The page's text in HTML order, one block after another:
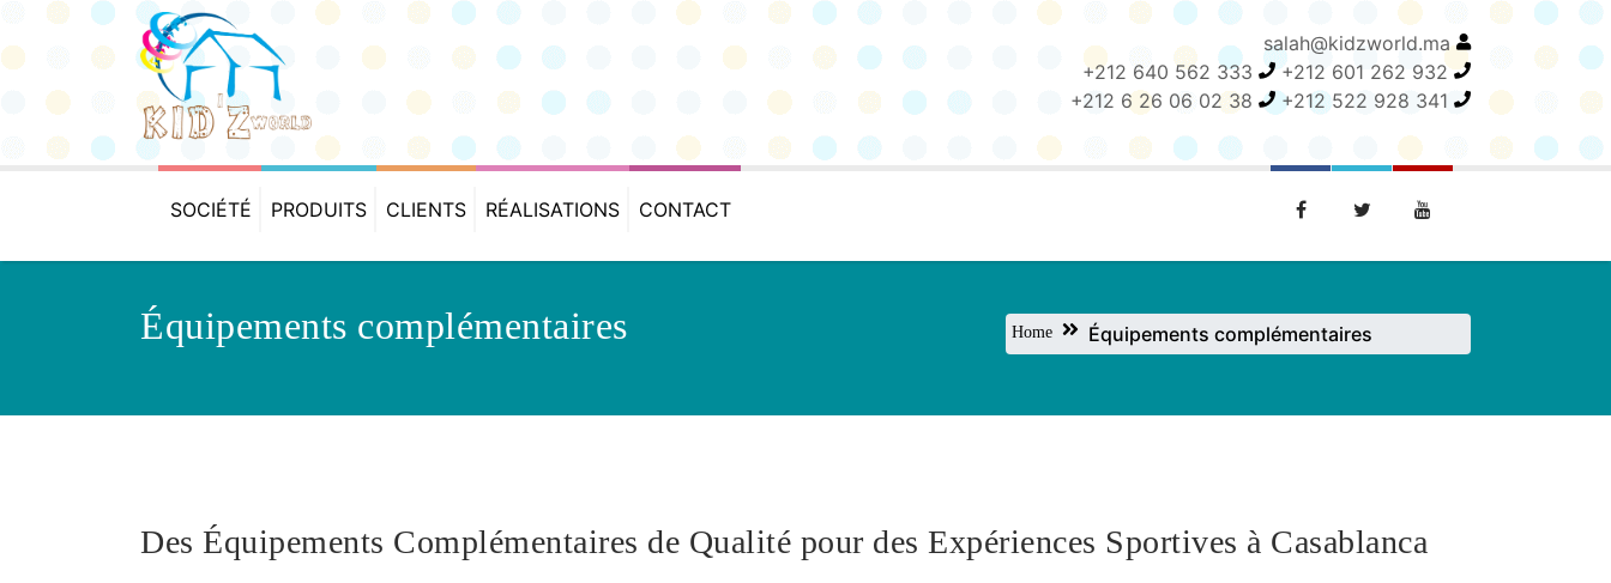
salah@kidzworld.ma
+212 640 562 333
+212 601 262 932
+212 6 26 06 02 38
+212 522 928 341
SOCIÉTÉ PRODUITS CLIENTS RÉALISATIONS CONTACT
Équipements complémentaires Home Équipements complémentaires
Des Équipements Complémentaires de Qualité pour des Expériences Sportives à Casablanca